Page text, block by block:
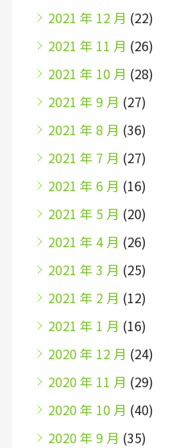
2021 年 12 月 (22)
2021 年 11 月 (26)
2021 年 10 月 (28)
2021 年 9 月 (27)
2021 年 8 月 (36)
2021 年 7 月 (27)
2021 年 6 月 (16)
2021 年 5 月 (20)
2021 年 4 月 (26)
2021 年 3 月 (25)
2021 年 2 月 (12)
2021 年 1 月 (16)
2020 年 12 月 (24)
2020 年 11 月 (29)
2020 年 10 月 (40)
2020 年 9 月 (35)